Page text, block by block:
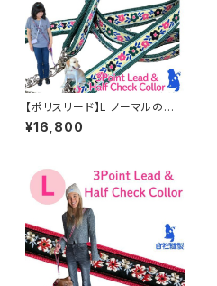
【ポリスリード】L ノーマルの長
さ セット 大型犬用 Lサイズ 3ポ
イントリードとハーフチョークカ
ープ使用
¥16,800